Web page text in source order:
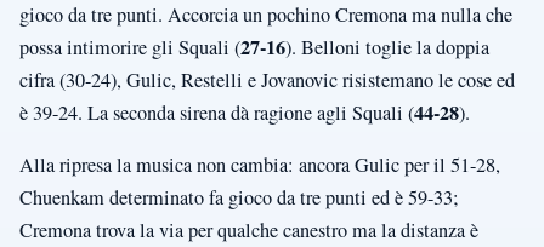
gioco da tre punti. Accorcia un pochino Cremona ma nulla che
possa intimorire gli Squali (27-16). Belloni toglie la doppia
cifra (30-24), Gulic, Restelli e Jovanovicrisistemano le cose ed
è 39-24. La seconda sirena dà ragione agli Squali (44-28).
Alla ripresa la musica non cambia: ancora Gulic per il 51-28,
Chuenkam determinato fa gioco da tre punti ed è 59-33;
Cremona trova la via per qualche canestro ma la distanza è